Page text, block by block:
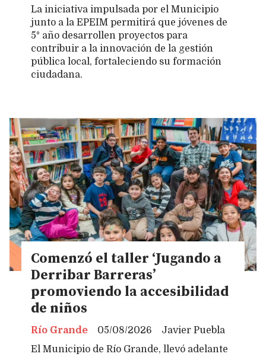
La iniciativa impulsada por el Municipio
junto a la EPEIM permitirá que jóvenes de
5° año desarrollen proyectos para
contribuir a la innovación de la gestión
pública local, fortaleciendo su formación
ciudadana.
Comenzó el taller ‘Jugando a
Derribar Barreras’
promoviendo la accesibilidad
de niños
Javier Puebla
Río Grande
05/08/2026
El Municipio de Río Grande, llevó adelante